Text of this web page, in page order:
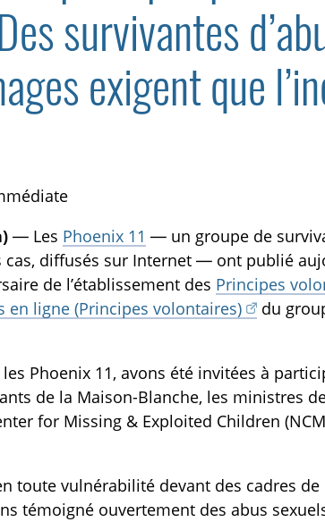
TOGGLE MANQUEMENTS DES TECHNOS SUBLIST
survivantes
exigent que
— Les Phoenix 11 — un groupe de
diffusés sur Internet — ont publié
de l’établissement des Principes
en ligne (Principes volontaires)
du
les Phoenix 11, avons été invitées à
de la Maison-Blanche, les ministres
for Missing & Exploited Children
toute vulnérabilité devant des cadres
témoigné ouvertement des abus